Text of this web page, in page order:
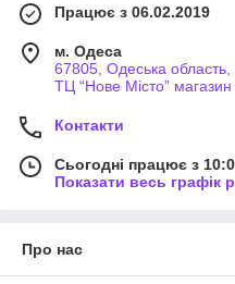
Працює з 06.02.2019
м. Одеса
67805, Одеська
ТЦ “Нове Місто”
Контакти
Сьогодні працює з
Показати весь графік
Про нас